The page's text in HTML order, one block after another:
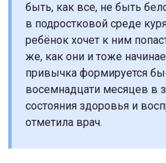
быть, как все, не быть
в подростковой среде
ребёнок хочет к ним
же, как они и тоже
привычка формируется
восемнадцати месяцев в
состояния здоровья и
отметила врач.